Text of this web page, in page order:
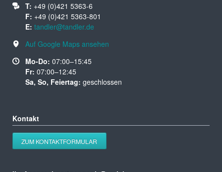
T: +49 (0)421 5363-6
F: +49 (0)421 5363-801
E: tandler@tandler.de
Auf Google Maps ansehen
Mo-Do: 07:00–15:45
Fr: 07:00–12:45
Sa, So, Feiertag: geschlossen
Kontakt
ZUM KONTAKTFORMULAR